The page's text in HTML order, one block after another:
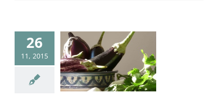
26
11, 2015
aubergine
& idées déco